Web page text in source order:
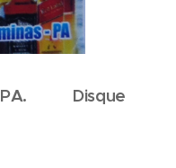
PA. Disque